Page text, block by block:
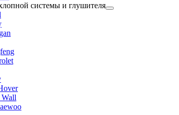
системы и глушителя
Wall